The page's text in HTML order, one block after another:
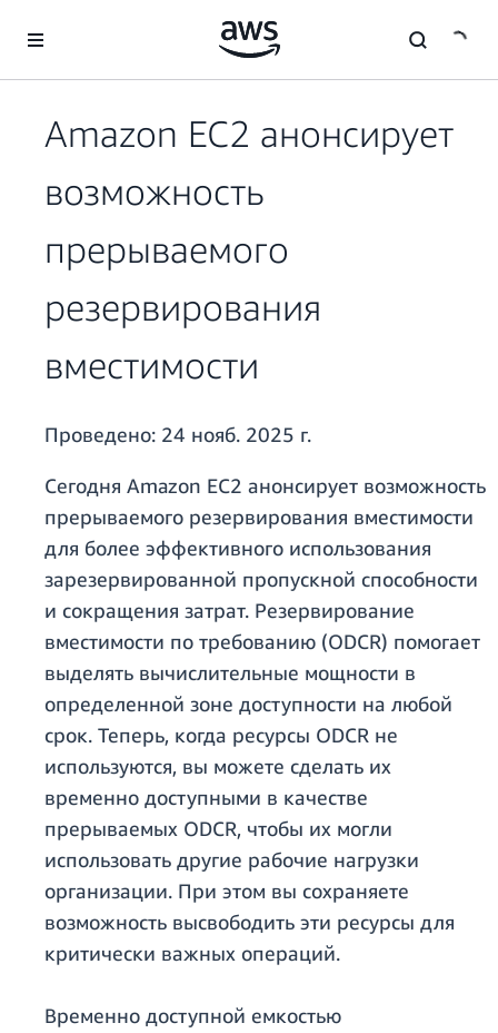
Перейти к главному контенту
Amazon EC2 анонсирует
возможность
прерываемого
резервирования
вместимости
Проведено: 24 нояб. 2025 г.
Сегодня Amazon EC2 анонсирует возможность
прерываемого резервирования вместимости
для более эффективного использования
зарезервированной пропускной способности
и сокращения затрат. Резервирование
вместимости по требованию (ODCR) помогает
выделять вычислительные мощности в
определенной зоне доступности на любой
срок. Теперь, когда ресурсы ODCR не
используются, вы можете сделать их
временно доступными в качестве
прерываемых ODCR, чтобы их могли
использовать другие рабочие нагрузки
организации. При этом вы сохраняете
возможность высвободить эти ресурсы для
критически важных операций.
Временно доступной емкостью